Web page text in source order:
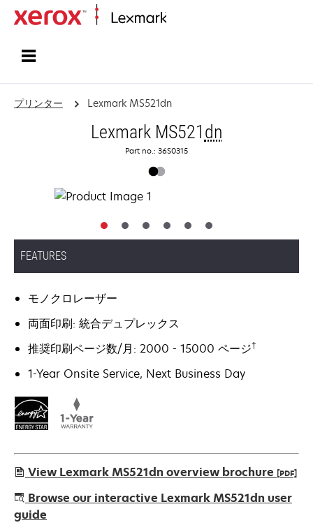
プリンター Lexmark MS521dn
Lexmark MS521 dn
Part no.: 36S0315
FEATURES
モノクロレーザー
両面印刷: 統合デュプレックス
推奨印刷ページ数/月: 2000 - 15000 ページ†
1-Year Onsite Service, Next Business Day
View Lexmark MS521dn overview brochure [PDF]
新
し
Browse our interactive Lexmark MS521dn user
guide